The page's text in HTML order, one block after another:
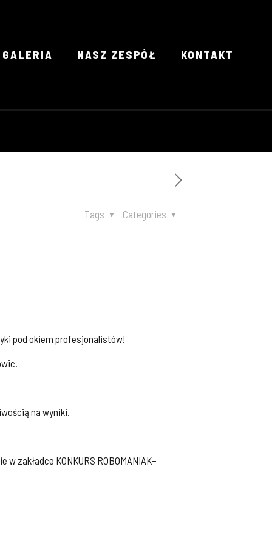
GALERIA NASZ ZESPÓŁ KONTAKT
Categories
Tags
pod okiem profesjonalistów!
na wyniki.
zakładce KONKURS ROBOMANIAK–